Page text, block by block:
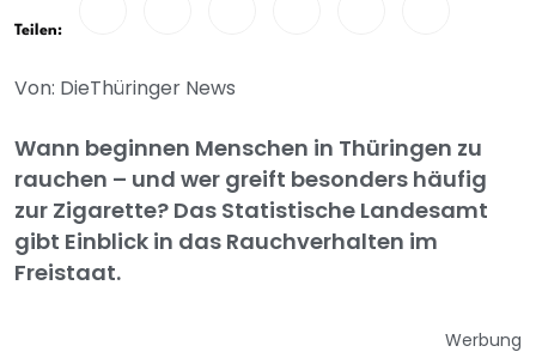
Teilen:
Von: DieThüringer News
Wann beginnen Menschen in Thüringen zu
rauchen – und wer greift besonders häufig
zur Zigarette? Das Statistische Landesamt
gibt Einblick in das Rauchverhalten im
Freistaat.
Werbung